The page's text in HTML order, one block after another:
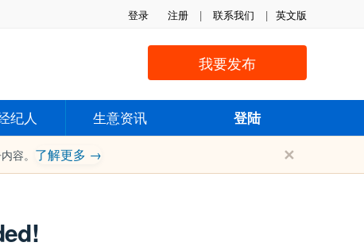
登录 注册 | 联系我们 | 英文版
我要发布
纪人 生意资讯 登陆
容。 了解更多 → ✕